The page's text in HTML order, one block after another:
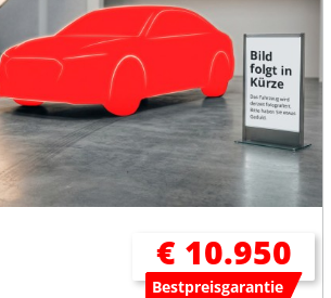
€ 10.950
Bestpreisgarantie